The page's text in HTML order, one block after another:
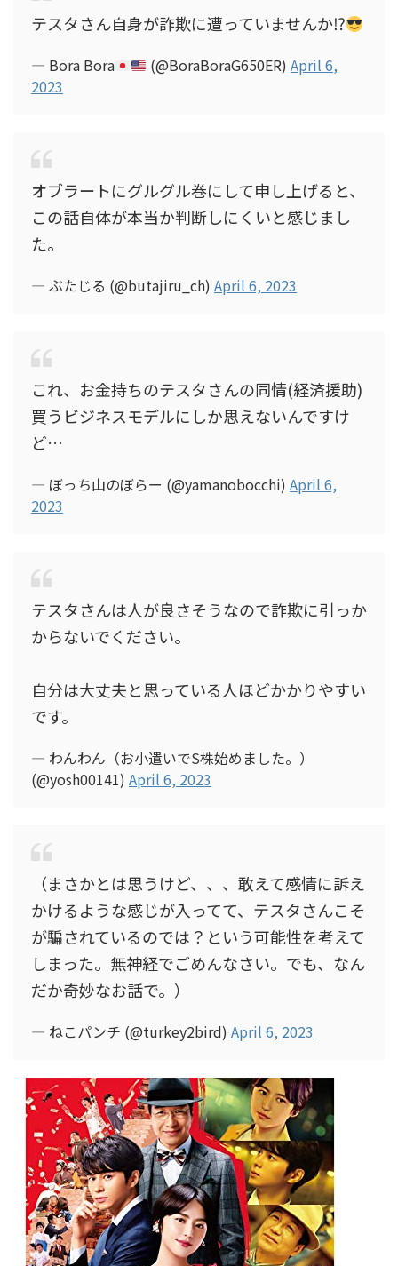
テスタさん自身が詐欺に遭っていませんか⁉︎
— Bora Bora (@BoraBoraG650ER)April 6,
2023
オブラートにグルグル巻にして申し上げると、
この話自体が本当か判断しにくいと感じまし
た。
— ぶたじる (@butajiru_ch) April 6, 2023
これ、お金持ちのテスタさんの同情(経済援助)
買うビジネスモデルにしか思えないんですけ
ど…
— ぼっち山のぼらー (@yamanobocchi) April 6,
2023
テスタさんは人が良さそうなので詐欺に引っか
からないでください。
自分は大丈夫と思っている人ほどかかりやすい
です。
— わんわん（お小遣いでS株始めました。）
(@yosh00141) April 6, 2023
（まさかとは思うけど、、、敢えて感情に訴え
かけるような感じが入ってて、テスタさんこそ
が騙されているのでは？という可能性を考えて
しまった。無神経でごめんなさい。でも、なん
だか奇妙なお話で。）
— ねこパンチ (@turkey2bird) April 6, 2023